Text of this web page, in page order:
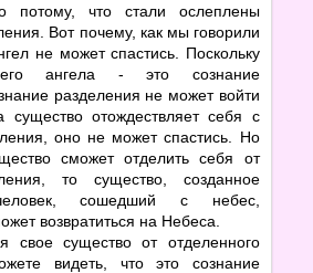
потому, что стали ослеплены
Вот почему, как мы говорили
не может спастись. Поскольку
ангела - это сознание
разделения не может войти
существо отождествляет себя с
оно не может спастись. Но
сможет отделить себя от
то существо, созданное
сошедший с небес,
возвратиться на Небеса.
свое существо от отделенного
видеть, что это сознание